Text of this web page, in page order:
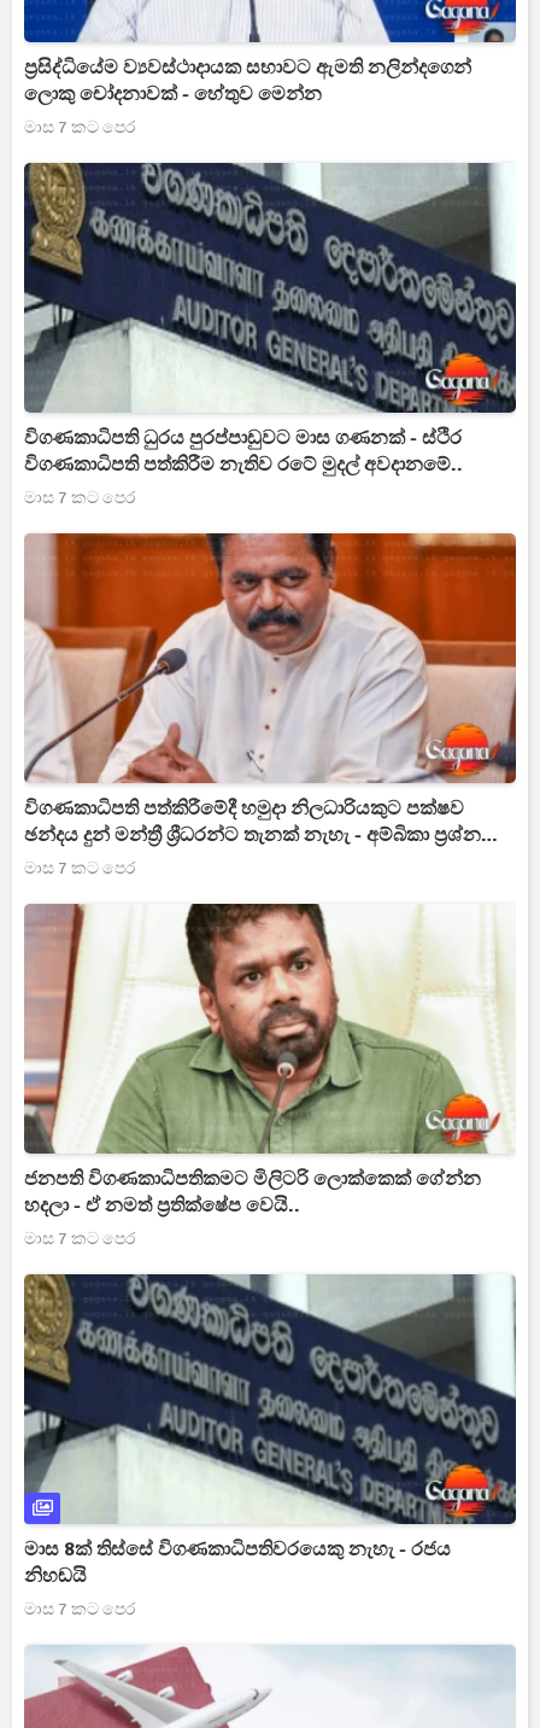
ප්‍රසිද්ධියේම ව්‍යවස්ථාදායක සභාවට ඇමති නලින්දගෙන්
ලොකු චෝදනාවක් - හේතුව මෙන්න
මාස 7 කට පෙර
විගණකාධිපති ධුරය පුරප්පාඩුවට මාස ගණනක් - ස්ථිර
විගණකාධිපති පත්කිරීම නැතිව රටේ මුදල් අවදානමේ..
මාස 7 කට පෙර
විගණකාධිපති පත්කිරීමේදී හමුදා නිලධාරියකුට පක්ෂව
ඡන්දය දුන් මන්ත්‍රී ශ්‍රීධරන්ට තැනක් නැහැ - අම්බිකා ප්‍රශ්න
කරයි
මාස 7 කට පෙර
ජනපති විගණකාධිපතිකමට මිලිටරි ලොක්කෙක් ගේන්න
හදලා - ඒ නමත් ප්‍රතික්ෂේප වෙයි..
මාස 7 කට පෙර
මාස 8ක් තිස්සේ විගණකාධිපතිවරයෙකු නැහැ - රජය
නිහඬයි
මාස 7 කට පෙර